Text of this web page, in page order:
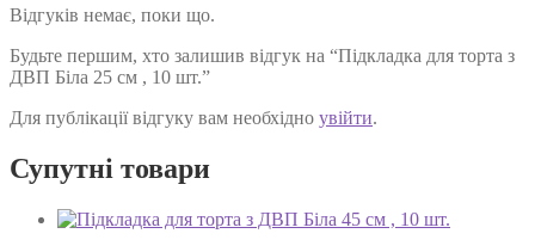
Відгуків немає, поки що.
Будьте першим, хто залишив відгук на “Підкладка для торта з
ДВП Біла 25 см , 10 шт.”
Для публікації відгуку вам необхідно увійти.
Супутні товари